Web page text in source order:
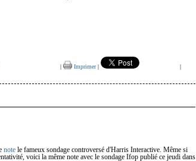
| Imprimer| |
note le fameux sondage controversé d'Harris Interactive. Même si
voici la même note avec le sondage Ifop publié ce jeudi dans